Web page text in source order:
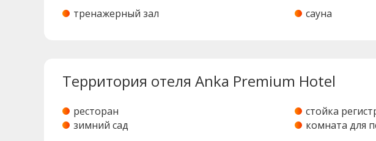
тренажерный зал сауна
Территория отеля Anka Premium Hotel
ресторан стойка
зимний сад
комната для